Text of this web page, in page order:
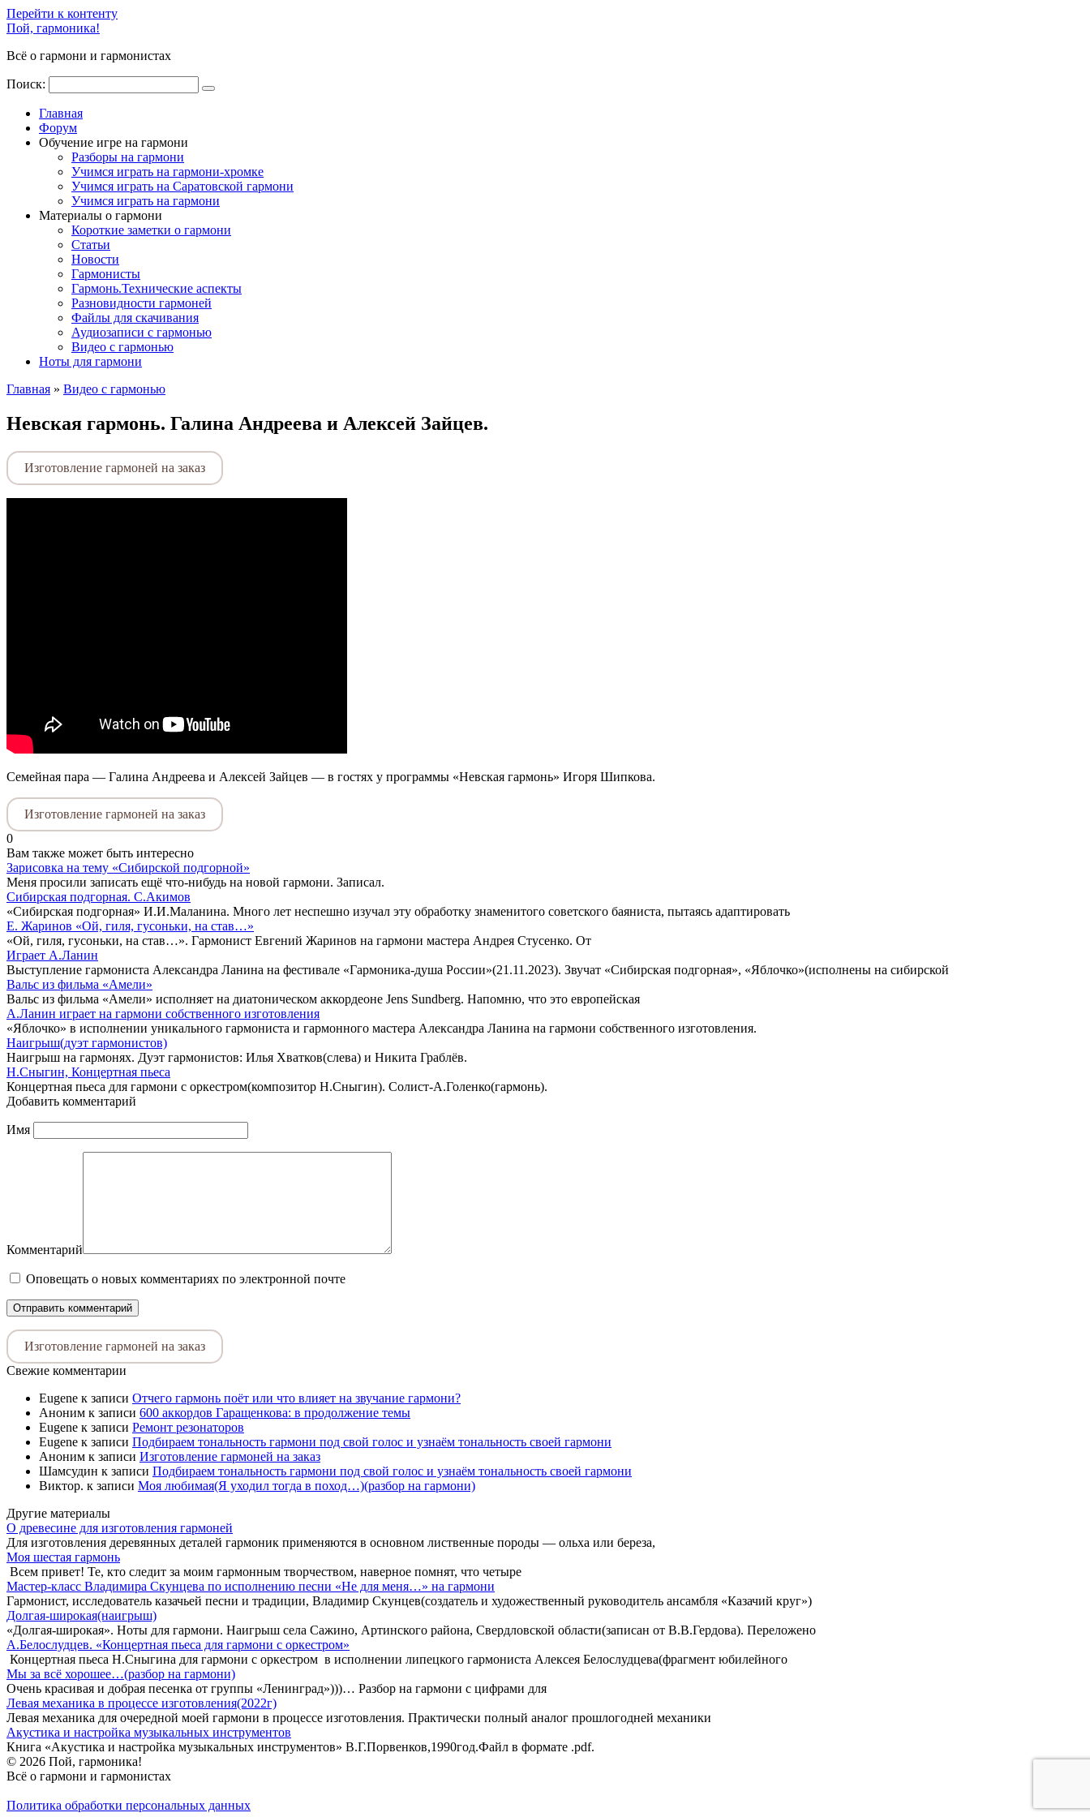
Перейти к контенту
Пой, гармоника!
Всё о гармони и гармонистах
Поиск:
Главная
Форум
Обучение игре на гармони
Разборы на гармони
Учимся играть на гармони-хромке
Учимся играть на Саратовской гармони
Учимся играть на гармони
Материалы о гармони
Короткие заметки о гармони
Cтатьи
Новости
Гармонисты
Гармонь.Технические аспекты
Разновидности гармоней
Файлы для скачивания
Аудиозаписи с гармонью
Видео с гармонью
Ноты для гармони
Главная » Видео с гармонью
Невская гармонь. Галина Андреева и Алексей Зайцев.
Изготовление гармоней на заказ
Семейная пара — Галина Андреева и Алексей Зайцев — в гостях у программы «Невская гармонь» Игоря Шипкова.
Изготовление гармоней на заказ
0
Вам также может быть интересно
Зарисовка на тему «Сибирской подгорной»
Меня просили записать ещё что-нибудь на новой гармони. Записал.
Сибирская подгорная. С.Акимов
«Сибирская подгорная» И.И.Маланина. Много лет неспешно изучал эту обработку знаменитого советского баяниста, пытаясь адаптировать
Е. Жаринов «Ой, гиля, гусоньки, на став…»
«Ой, гиля, гусоньки, на став…». Гармонист Евгений Жаринов на гармони мастера Андрея Стусенко. От
Играет А.Ланин
Выступление гармониста Александра Ланина на фестивале «Гармоника-душа России»(21.11.2023). Звучат «Сибирская подгорная», «Яблочко»(исполнены на сибирской
Вальс из фильма «Амели»
Вальс из фильма «Амели» исполняет на диатоническом аккордеоне Jens Sundberg. Напомню, что это европейская
А.Ланин играет на гармони собственного изготовления
«Яблочко» в исполнении уникального гармониста и гармонного мастера Александра Ланина на гармони собственного изготовления.
Наигрыш(дуэт гармонистов)
Наигрыш на гармонях. Дуэт гармонистов: Илья Хватков(слева) и Никита Граблёв.
Н.Сныгин, Концертная пьеса
Концертная пьеса для гармони с оркестром(композитор Н.Сныгин). Солист-А.Голенко(гармонь).
Добавить комментарий
Имя
Комментарий
Оповещать о новых комментариях по электронной почте
Изготовление гармоней на заказ
Свежие комментарии
Eugene к записи Отчего гармонь поёт или что влияет на звучание гармони?
Аноним к записи 600 аккордов Гаращенкова: в продолжение темы
Eugene к записи Ремонт резонаторов
Eugene к записи Подбираем тональность гармони под свой голос и узнаём тональность своей гармони
Аноним к записи Изготовление гармоней на заказ
Шамсудин к записи Подбираем тональность гармони под свой голос и узнаём тональность своей гармони
Виктор. к записи Моя любимая(Я уходил тогда в поход…)(разбор на гармони)
Другие материалы
О древесине для изготовления гармоней
Для изготовления деревянных деталей гармоник применяются в основном лиственные породы — ольха или береза,
Моя шестая гармонь
Всем привет! Те, кто следит за моим гармонным творчеством, наверное помнят, что четыре
Мастер-класс Владимира Скунцева по исполнению песни «Не для меня…» на гармони
Гармонист, исследователь казачьей песни и традиции, Владимир Скунцев(создатель и художественный руководитель ансамбля «Казачий круг»)
Долгая-широкая(наигрыш)
«Долгая-широкая». Ноты для гармони. Наигрыш села Сажино, Артинского района, Свердловской области(записан от В.В.Гердова). Переложено
А.Белослудцев. «Концертная пьеса для гармони с оркестром»
Концертная пьеса Н.Сныгина для гармони с оркестром в исполнении липецкого гармониста Алексея Белослудцева(фрагмент юбилейного
Мы за всё хорошее…(разбор на гармони)
Очень красивая и добрая песенка от группы «Ленинград»)))… Разбор на гармони с цифрами для
Левая механика в процессе изготовления(2022г)
Левая механика для очередной моей гармони в процессе изготовления. Практически полный аналог прошлогодней механики
Акустика и настройка музыкальных инструментов
Книга «Акустика и настройка музыкальных инструментов» В.Г.Порвенков,1990год.Файл в формате .pdf.
© 2026 Пой, гармоника!
Всё о гармони и гармонистах
Политика обработки персональных данных